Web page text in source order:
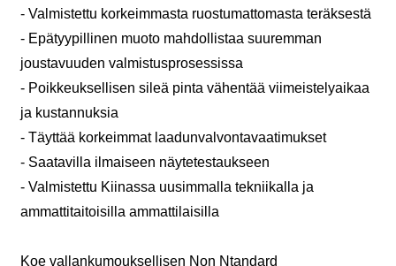
- Valmistettu korkeimmasta ruostumattomasta teräksestä
- Epätyypillinen muoto mahdollistaa suuremman
joustavuuden valmistusprosessissa
- Poikkeuksellisen sileä pinta vähentää viimeistelyaikaa
ja kustannuksia
- Täyttää korkeimmat laadunvalvontavaatimukset
- Saatavilla ilmaiseen näytetestaukseen
- Valmistettu Kiinassa uusimmalla tekniikalla ja
ammattitaitoisilla ammattilaisilla
Koe vallankumouksellisen Non Ntandard